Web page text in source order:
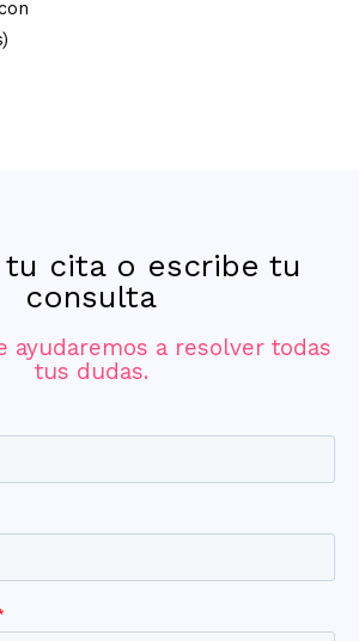
cita o escribe tu
consulta
ayudaremos a resolver todas
tus dudas.